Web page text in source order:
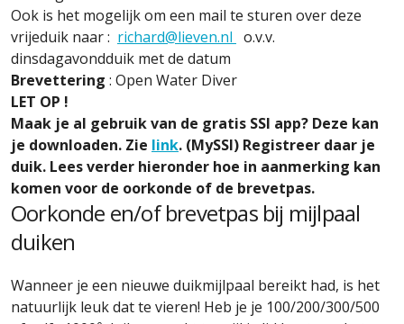
Ook is het mogelijk om een mail te sturen over deze
vrijeduik naar : richard@lieven.nl o.v.v.
dinsdagavondduik met de datum
Brevettering : Open Water Diver
LET OP !
Maak je al gebruik van de gratis SSI app? Deze kan
je downloaden. Zie link. (MySSI) Registreer daar je
duik. Lees verder hieronder hoe in aanmerking kan
komen voor de oorkonde of de brevetpas.
Oorkonde en/of brevetpas bij mijlpaal
duiken
Wanneer je een nieuwe duikmijlpaal bereikt had, is het
natuurlijk leuk dat te vieren! Heb je je 100/200/300/500